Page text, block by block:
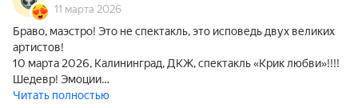
11 марта 2026
Браво, маэстро! Это не спектакль, это исповедь двух великих
артистов!
10 марта 2026, Калининград, ДКЖ, спектакль «Крик любви»!!!!
Шедевр! Эмоции…
Читать полностью